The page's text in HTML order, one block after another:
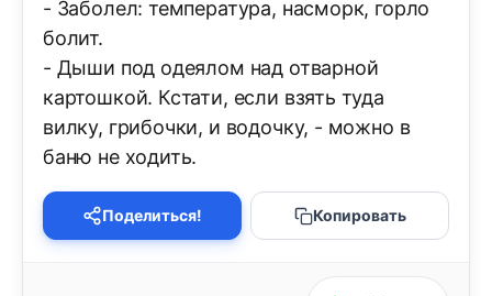
- Заболел: температура, насморк, горло
болит.
- Дыши под одеялом над отварной
картошкой. Кстати, если взять туда
вилку, грибочки, и водочку, - можно в
баню не ходить.
Поделиться! Копировать